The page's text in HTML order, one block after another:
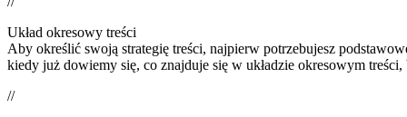
Układ okresowy treści
Aby określić swoją strategię treści, najpierw potrzebujesz
kiedy już dowiemy się, co znajduje się w układzie okresowym
//